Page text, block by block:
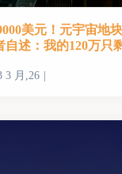
美元！元宇宙地
自述：我的120万只
3 月,26 |